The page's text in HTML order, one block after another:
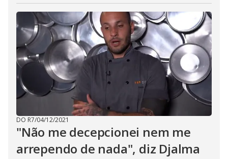
DO R7/04/12/2021
"Não me decepcionei nem me
arrependo de nada", diz Djalma